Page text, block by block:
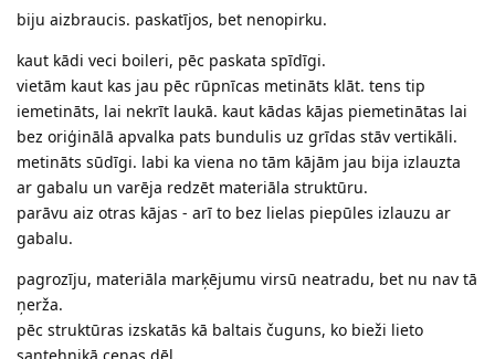
biju aizbraucis. paskatījos, bet nenopirku.
kaut kādi veci boileri, pēc paskata spīdīgi.
vietām kaut kas jau pēc rūpnīcas metināts klāt. tens tip
iemetināts, lai nekrīt laukā. kaut kādas kājas piemetinātas lai
bez oriģinālā apvalka pats bundulis uz grīdas stāv vertikāli.
metināts sūdīgi. labi ka viena no tām kājām jau bija izlauzta
ar gabalu un varēja redzēt materiāla struktūru.
parāvu aiz otras kājas - arī to bez lielas piepūles izlauzu ar
gabalu.
pagrozīju, materiāla marķējumu virsū neatradu, bet nu nav tā
ņerža.
pēc struktūras izskatās kā baltais čuguns, ko bieži lieto